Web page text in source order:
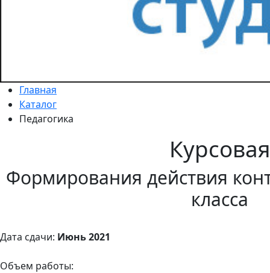
Главная
Каталог
Педагогика
Курсовая
Формирования действия
класса
Дата сдачи: Июнь 2021
Объем работы: